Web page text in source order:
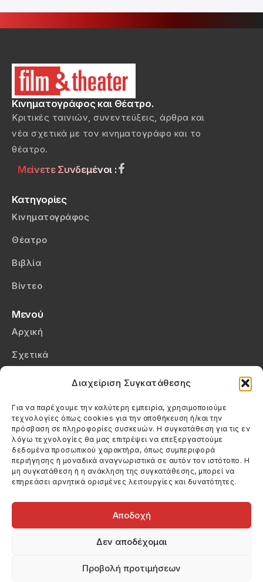
Διαχείριση Συγκατάθεσης
Για να παρέχουμε την καλύτερη εμπειρία, χρησιμοποιούμε
τεχνολογίες όπως cookies για την αποθήκευση ή/και την
πρόσβαση σε πληροφορίες συσκευών. Η συγκατάθεση για τις εν
λόγω τεχνολογίες θα μας επιτρέψει να επεξεργαστούμε
δεδομένα προσωπικού χαρακτήρα, όπως συμπεριφορά
περιήγησης ή μοναδικά αναγνωριστικά σε αυτόν τον ιστότοπο. Η
μη συγκατάθεση ή η ανάκληση της συγκατάθεσης, μπορεί να
επηρεάσει αρνητικά ορισμένες λειτουργίες και δυνατότητες.
Αποδοχή
Δεν αποδέχομαι
Προβολή προτιμήσεων
Κινηματογράφος και Θέατρο.
Κριτικές ταινιών, συνεντεύξεις, άρθρα και
νέα σχετικά με τον κινηματογράφο και το
θέατρο.
Μείνετε Συνδεμένοι :
Κατηγορίες
Κινηματογράφος
Θέατρο
Βιβλία
Βίντεο
Μενού
Αρχική
Σχετικά
Πολιτική Cookies (ΕΕ)
Στοιχεία Επικοινωνίας
Καλεσέ μας
(+30) 6974123481
Στείλε μας email
info@filmandtheater.gr
Copyright 2026 Filmandtheater / All rights reserved